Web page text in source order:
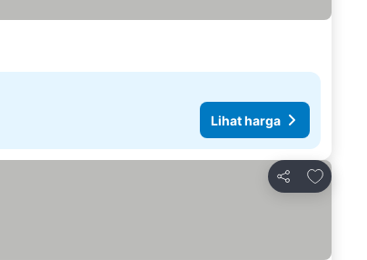
Lihat harga
Bagikan